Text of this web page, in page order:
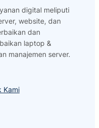
digital meliputi
website, dan
dan
laptop &
manajemen server.
Kami